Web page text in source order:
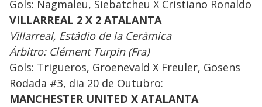
Gols: Nagmaleu, Siebatcheu X Cristiano Ronaldo
VILLARREAL 2 X 2 ATALANTA
Villarreal, Estádio de la Ceràmica
Árbitro: Clément Turpin (Fra)
Gols: Trigueros, Groenevald X Freuler, Gosens
Rodada #3, dia 20 de Outubro:
MANCHESTER UNITED X ATALANTA